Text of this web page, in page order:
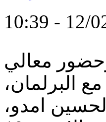
معالي
البرلمان،
امدو،